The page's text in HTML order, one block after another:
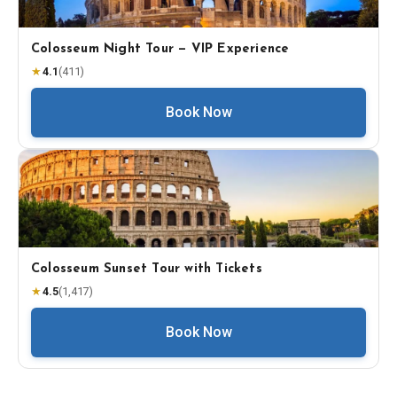
Colosseum Night Tour — VIP Experience
★4.1 (411)
Book Now
Colosseum Sunset Tour with Tickets
★4.5(1,417)
Book Now